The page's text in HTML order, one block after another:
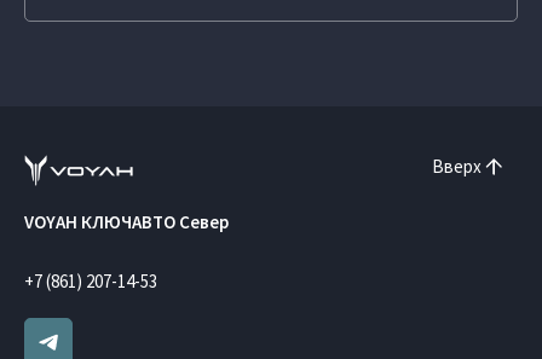
Вверх
VOYAH КЛЮЧАВТО Север
+7 (861) 207-14-53